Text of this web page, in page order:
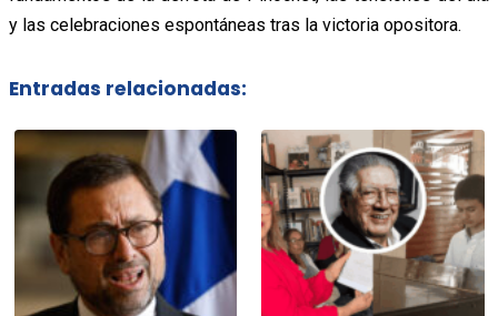
y las celebraciones espontáneas tras la victoria opositora.
Entradas relacionadas: